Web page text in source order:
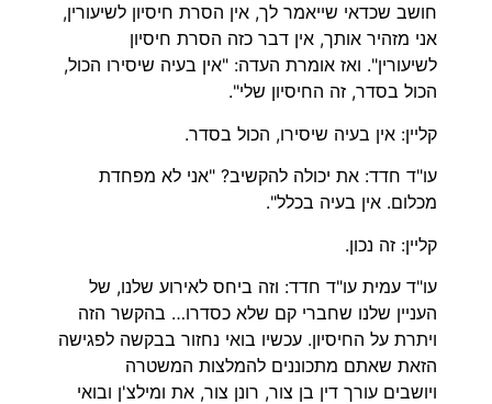
חושב שכדאי שייאמר לך, אין הסרת חיסיון לשיעורין,
אני מזהיר אותך, אין דבר כזה הסרת חיסיון
לשיעורין". ואז אומרת העדה: "אין בעיה שיסירו הכול,
הכול בסדר, זה החיסיון שלי".
קליין: אין בעיה שיסירו, הכול בסדר.
עו"ד חדד: את יכולה להקשיב? "אני לא מפחדת
מכלום. אין בעיה בכלל".
קליין: זה נכון.
עו"ד עמית עו"ד חדד: וזה ביחס לאירוע שלנו, של
העניין שלנו שחברי קם שלא כסדרו… בהקשר הזה
ויתרת על החיסיון. עכשיו בואי נחזור בבקשה לפגישה
הזאת שאתם מתכוננים להמלצות המשטרה
ויושבים עורך דין בן צור, רונן צור, את ומילצ'ן ובואי